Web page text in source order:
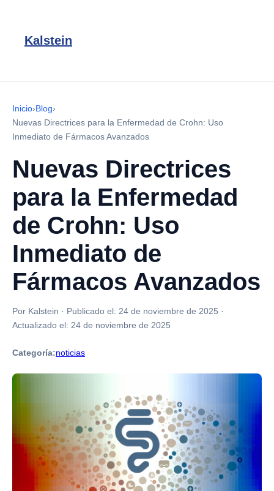
Kalstein
Inicio›Blog›
Nuevas Directrices para la Enfermedad de Crohn: Uso
Inmediato de Fármacos Avanzados
Nuevas Directrices
para la Enfermedad
de Crohn: Uso
Inmediato de
Fármacos Avanzados
Por Kalstein · Publicado el: 24 de noviembre de 2025 ·
Actualizado el: 24 de noviembre de 2025
Categoría:noticias